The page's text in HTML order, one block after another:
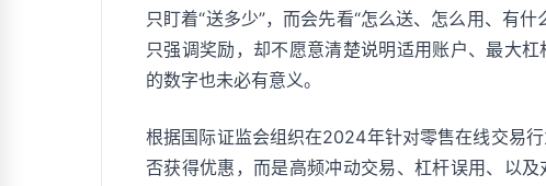
只盯着“送多少”，而会先看“怎么送、怎么用、有
只强调奖励，却不愿意清楚说明适用账户、最大
的数字也未必有意义。
根据国际证监会组织在2024年针对零售在线交易
否获得优惠，而是高频冲动交易、杠杆误用、以